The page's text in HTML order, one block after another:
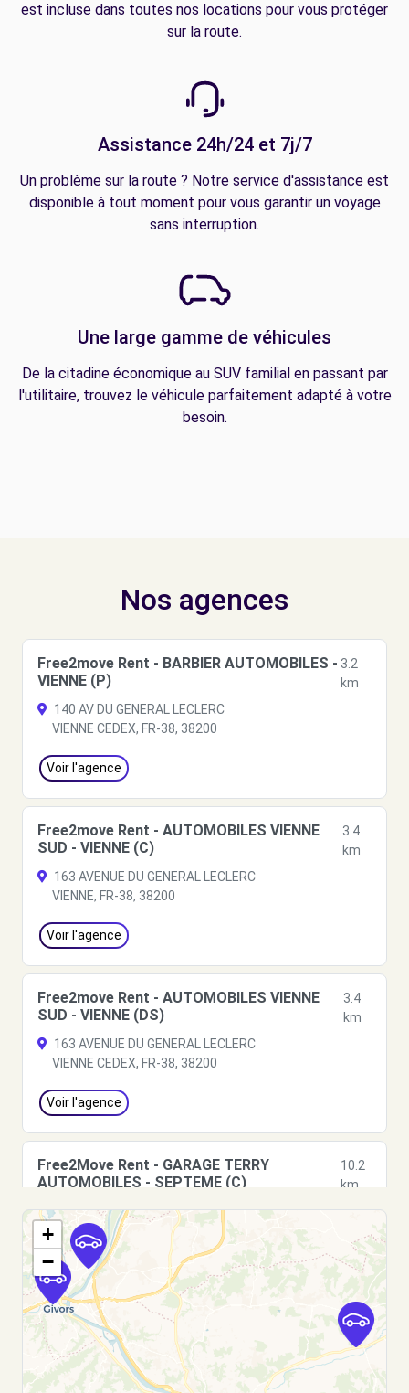
est incluse dans toutes nos locations pour vous protéger
sur la route.
Assistance 24h/24 et 7j/7
Un problème sur la route ? Notre service d'assistance est
disponible à tout moment pour vous garantir un voyage
sans interruption.
Une large gamme de véhicules
De la citadine économique au SUV familial en passant par
l'utilitaire, trouvez le véhicule parfaitement adapté à votre
besoin.
Nos agences
Free2move Rent - BARBIER AUTOMOBILES -
VIENNE (P)
3.2
km
140 AV DU GENERAL LECLERC
VIENNE CEDEX, FR-38, 38200
Voir l'agence
Free2move Rent - AUTOMOBILES VIENNE
SUD - VIENNE (C)
3.4
km
163 AVENUE DU GENERAL LECLERC
VIENNE, FR-38, 38200
Voir l'agence
Free2move Rent - AUTOMOBILES VIENNE
SUD - VIENNE (DS)
3.4
km
163 AVENUE DU GENERAL LECLERC
VIENNE CEDEX, FR-38, 38200
Voir l'agence
Free2Move Rent - GARAGE TERRY
AUTOMOBILES - SEPTEME (C)
10.2
km
ROUTE DE LA ROSIERE
SEPTEME, 38780
Voir l'agence
Free2Move Rent - GARAGE DUCRET -
GIVORS (C)
10.9
km
AVENUE GEORGES CHARPAK
+
−